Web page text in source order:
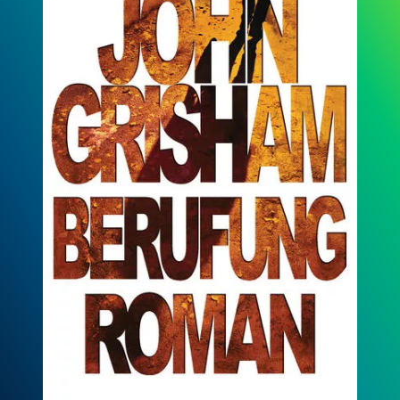
Bestechung